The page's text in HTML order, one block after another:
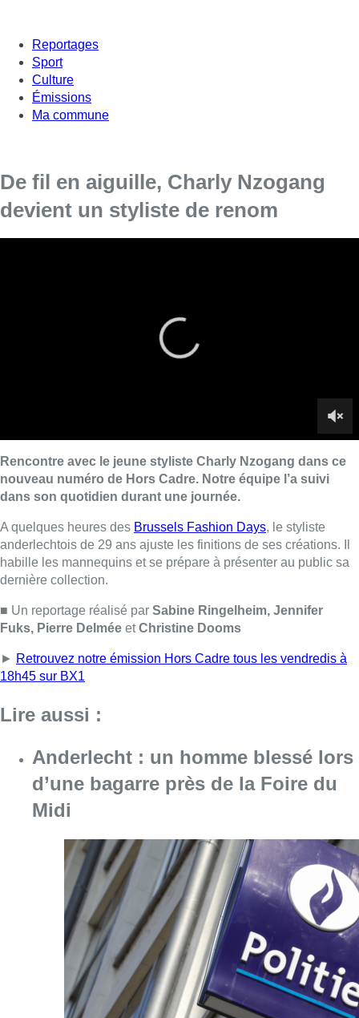
Reportages
Sport
Culture
Émissions
Ma commune
De fil en aiguille, Charly Nzogang
devient un styliste de renom
anderlechtois de 29 ans ajuste les finitions de ses créations. Il
habille les mannequins et se prépare à présenter au public sa
Sabine Ringelheim, Jennifer
►Retrouvez notre émission Hors Cadre tous les vendredis à
18h45 sur BX1
Lire aussi :
Anderlecht : un homme blessé lors
d’une bagarre près de la Foire du
03 août 2026Consulter l'article "Anderlecht : un homme
Une personne agressée à la
machette à Anderlecht : une
enquête est en cours